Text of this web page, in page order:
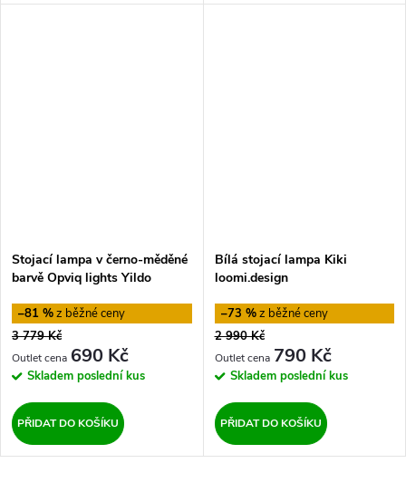
Stojací lampa v černo-měděné
barvě Opviq lights Yildo
–81 %
3 779 Kč
690 Kč
Skladem poslední kus
PŘIDAT DO KOŠÍKU
Bílá stojací lampa Kiki
loomi.design
–73 %
2 990 Kč
790 Kč
Skladem poslední kus
PŘIDAT DO KOŠÍKU